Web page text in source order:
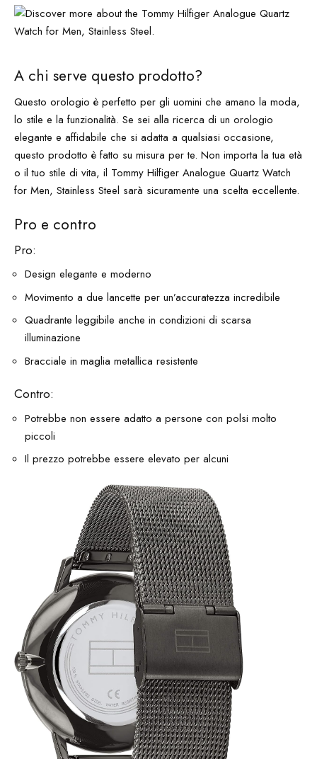
A chi serve questo prodotto?
Questo orologio è perfetto per gli uomini che amano la moda,
lo stile e la funzionalità. Se sei alla ricerca di un orologio
elegante e affidabile che si adatta a qualsiasi occasione,
questo prodotto è fatto su misura per te. Non importa la tua età
o il tuo stile di vita, il Tommy Hilfiger Analogue Quartz Watch
for Men, Stainless Steel sarà sicuramente una scelta eccellente.
Pro e contro
Pro:
Design elegante e moderno
Movimento a due lancette per un’accuratezza incredibile
Quadrante leggibile anche in condizioni di scarsa
illuminazione
Bracciale in maglia metallica resistente
Contro:
Potrebbe non essere adatto a persone con polsi molto
piccoli
Il prezzo potrebbe essere elevato per alcuni